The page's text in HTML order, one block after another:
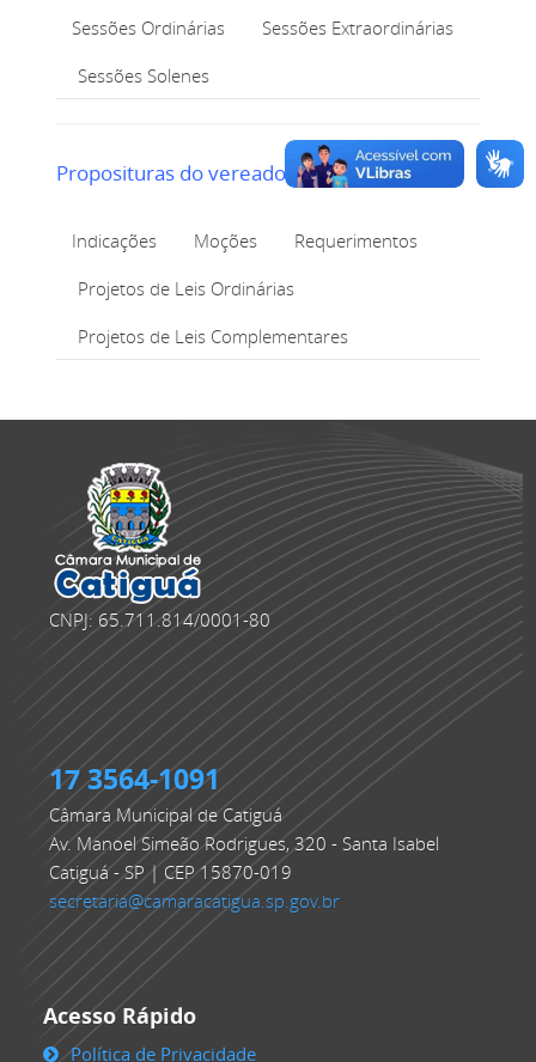
Sessões Ordinárias
Sessões Extraordinárias
Sessões Solenes
Proposituras do vereador
Indicações Moções
Requerimentos
Projetos de Leis Ordinárias
Projetos de Leis Complementares
CNPJ: 65.711.814/0001-80
17 3564-1091
Câmara Municipal de Catiguá
Av. Manoel Simeão Rodrigues, 320 - Santa Isabel
Catiguá - SP | CEP 15870-019
secretaria@camaracatigua.sp.gov.br
Acesso Rápido
Política de Privacidade